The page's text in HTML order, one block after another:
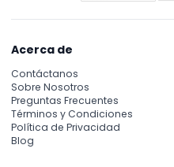
Acerca de
Contáctanos
Sobre Nosotros
Preguntas Frecuentes
Términos y Condiciones
Política de Privacidad
Blog